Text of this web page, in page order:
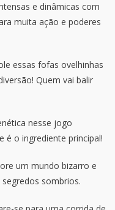
e dinâmicas com
muita ação e poderes
essas fofas ovelhinhas
Quem vai balir
nesse jogo
é o ingrediente principal!
um mundo bizarro e
sombrios.